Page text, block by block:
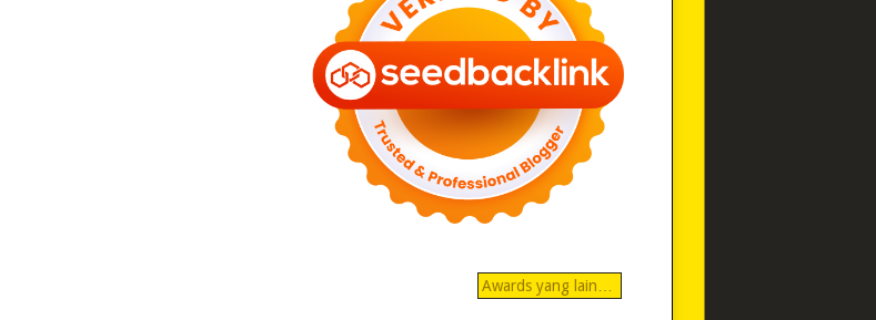
Awards yang lain…